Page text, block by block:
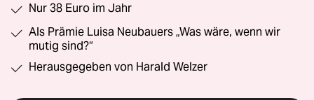
Nur 38 Euro im Jahr
Als Prämie Luisa Neubauers „Was wäre, wenn wir
mutig sind?“
Herausgegeben von Harald Welzer